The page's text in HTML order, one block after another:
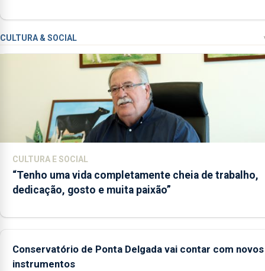
CULTURA & SOCIAL
CULTURA E SOCIAL
“Tenho uma vida completamente cheia de trabalho,
dedicação, gosto e muita paixão”
Conservatório de Ponta Delgada vai contar com novos
instrumentos